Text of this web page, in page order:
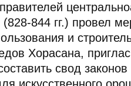
844 гг.) провел
и
Хорасана,
свод законов